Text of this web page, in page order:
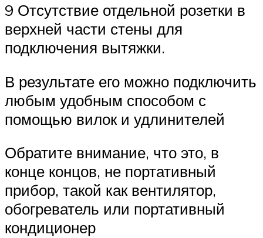
9 Отсутствие отдельной розетки в
верхней части стены для
подключения вытяжки.
В результате его можно подключить
любым удобным способом с
помощью вилок и удлинителей
Обратите внимание, что это, в
конце концов, не портативный
прибор, такой как вентилятор,
обогреватель или портативный
кондиционер